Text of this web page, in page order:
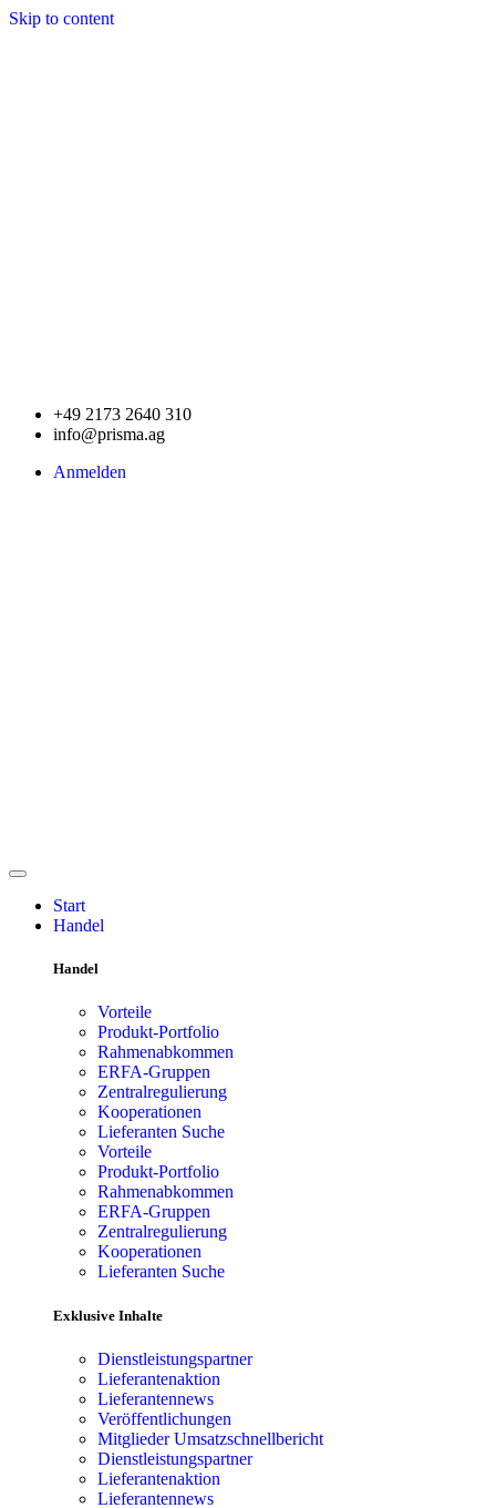
Skip to content
+49 2173 2640 310
info@prisma.ag
Anmelden
Start
Handel
Handel
Vorteile
Produkt-Portfolio
Rahmenabkommen
ERFA-Gruppen
Zentralregulierung
Kooperationen
Lieferanten Suche
Vorteile
Produkt-Portfolio
Rahmenabkommen
ERFA-Gruppen
Zentralregulierung
Kooperationen
Lieferanten Suche
Exklusive Inhalte
Dienstleistungspartner
Lieferantenaktion
Lieferantennews
Veröffentlichungen
Mitglieder Umsatzschnellbericht
Dienstleistungspartner
Lieferantenaktion
Lieferantennews